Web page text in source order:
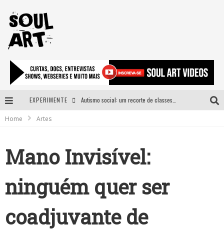
EXPERIMENTE
Home Artes
Mano Invisível:
ninguém quer ser
coadjuvante de